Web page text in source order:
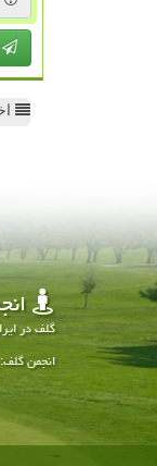
گلف در
انجمن